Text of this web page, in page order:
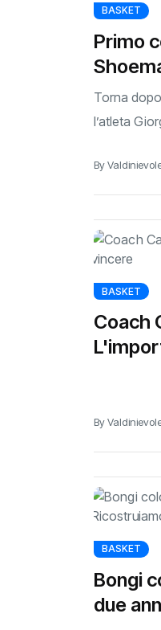
BASKET
Primo
Torna
l’atleta
By
BASKET
Coach
By
BASKET
Bongi
due